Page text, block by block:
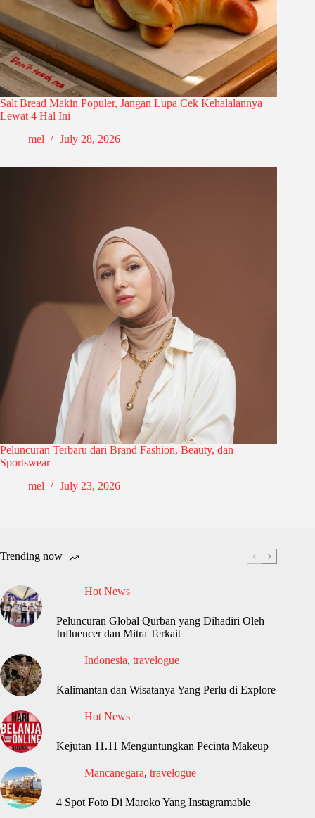
Salt Bread Makin Populer, Jangan Lupa Cek Kehalalannya
Lewat 4 Hal Ini
mel
July 28, 2026
Peluncuran Terbaru dari Brand Fashion, Beauty, dan
Sportswear
mel
July 23, 2026
Trending now
Hot News
Peluncuran Global Qurban yang Dihadiri Oleh
Influencer dan Mitra Terkait
Indonesia, travelogue
Kalimantan dan Wisatanya Yang Perlu di Explore
Hot News
Kejutan 11.11 Menguntungkan Pecinta Makeup
Mancanegara, travelogue
4 Spot Foto Di Maroko Yang Instagramable